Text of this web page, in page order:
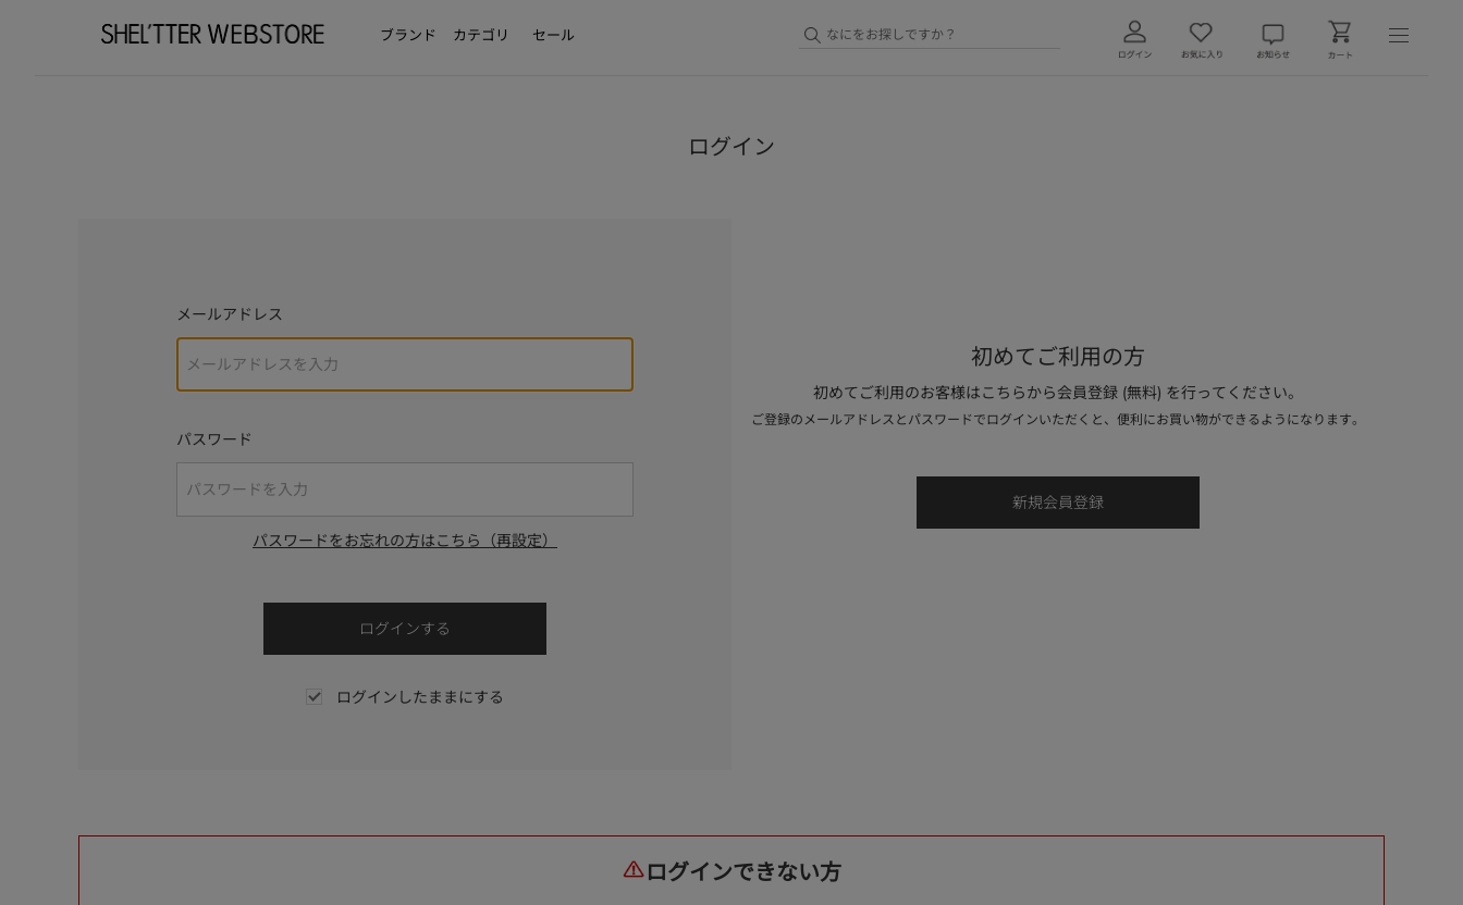
ブランド カテゴリ セール
ログイン
メールアドレス
パスワード
パスワードをお忘れの方はこちら（再設定）
ログインしたままにする
初めてご利用の方
初めてご利用のお客様はこちらから会員登録 (無料) を行ってください。
ご登録のメールアドレスとパスワードでログインいただくと、便利にお買い物ができるようになります。
ログインできない方